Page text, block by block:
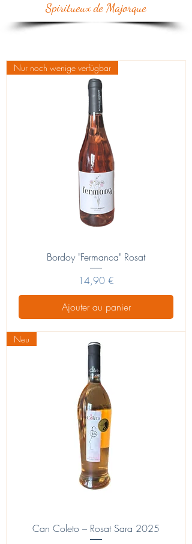
Spiritueux de Majorque
Nur noch wenige verfügbar
Bordoy "Fermanca" Rosat
Prix
14,90 €
Ajouter au panier
Neu
Can Coleto – Rosat Sara 2025